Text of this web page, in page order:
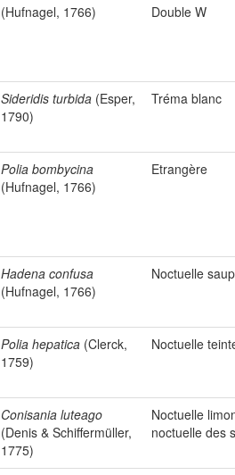
(Hufnagel, 1766)
Double W
Sideridis turbida (Esper,
1790)
Tréma blanc
Polia bombycina
(Hufnagel, 1766)
Etrangère
Hadena confusa
(Hufnagel, 1766)
Noctuelle
Polia hepatica (Clerck,
1759)
Noctuelle
Conisania luteago
(Denis & Schiffermüller,
1775)
Noctuelle
noctuelle des